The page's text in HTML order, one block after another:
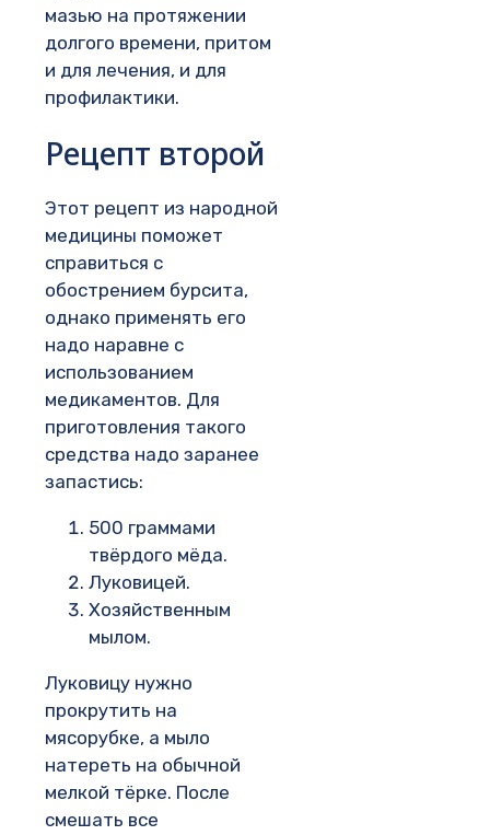
мазью на протяжении
долгого времени, притом
и для лечения, и для
профилактики.
Рецепт второй
Этот рецепт из народной
медицины поможет
справиться с
обострением бурсита,
однако применять его
надо наравне с
использованием
медикаментов. Для
приготовления такого
средства надо заранее
запастись:
500 граммами
твёрдого мёда.
Луковицей.
Хозяйственным
мылом.
Луковицу нужно
прокрутить на
мясорубке, а мыло
натереть на обычной
мелкой тёрке. После
смешать все